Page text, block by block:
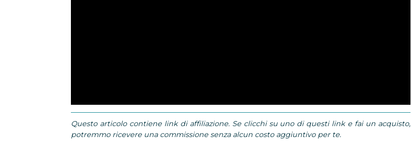
Questo articolo contiene link di affiliazione. Se clicchi su uno di questi link e fai un acquisto,
potremmo ricevere una commissione senza alcun costo aggiuntivo per te.